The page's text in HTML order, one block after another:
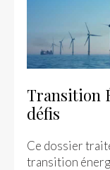
Transition
défis
Ce dossier
transition